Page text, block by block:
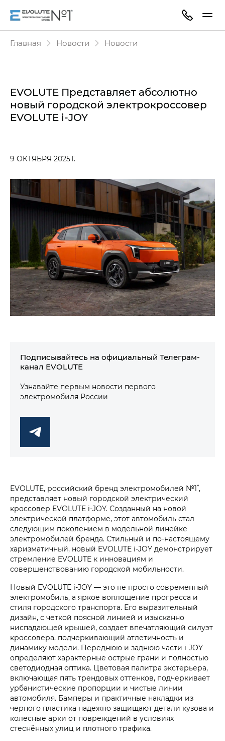
Главная Новости Новости
EVOLUTE Представляет абсолютно
новый городской электрокроссовер
EVOLUTE i‑JOY
9 ОКТЯБРЯ 2025 Г.
Подписывайтесь на официальный Телеграм-
канал EVOLUTE
Узнавайте первым новости первого
электромобиля России
EVOLUTE, российский бренд электромобилей №1*,
представляет новый городской электрический
кроссовер EVOLUTE i‑JOY. Созданный на новой
электрической платформе, этот автомобиль стал
следующим поколением в модельной линейке
электромобилей бренда. Стильный и по-настоящему
харизматичный, новый EVOLUTE i‑JOY демонстрирует
стремление EVOLUTE к инновациям и
совершенствованию городской мобильности.
Новый EVOLUTE i‑JOY — это не просто современный
электромобиль, а яркое воплощение прогресса и
стиля городского транспорта. Его выразительный
дизайн, с четкой поясной линией и изысканно
ниспадающей крышей, создает впечатляющий силуэт
кроссовера, подчеркивающий атлетичность и
динамику модели. Переднюю и заднюю части i‑JOY
определяют характерные острые грани и полностью
светодиодная оптика. Цветовая палитра экстерьера,
включающая пять трендовых оттенков, подчеркивает
урбанистические пропорции и чистые линии
автомобиля. Бамперы и практичные накладки из
черного пластика надежно защищают детали кузова и
колесные арки от повреждений в условиях
стеснённых улиц и плотного трафика.